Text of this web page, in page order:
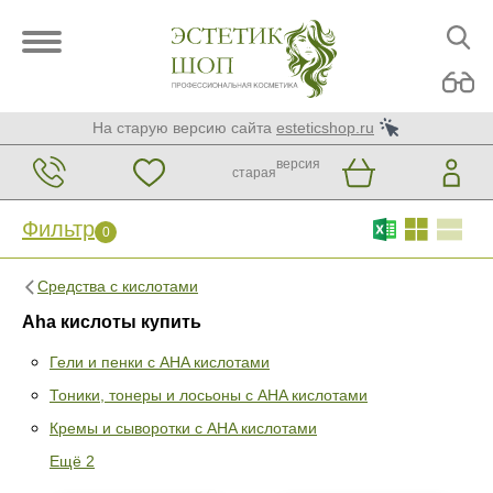
На старую версию сайта esteticshop.ru
старая
версия
Фильтр 0
Средства с кислотами
Aha кислоты купить
Гели и пенки с AHA кислотами
Тоники, тонеры и лосьоны с AHA кислотами
Кремы и сыворотки с AHA кислотами
Ещё 2
Фильтр 0